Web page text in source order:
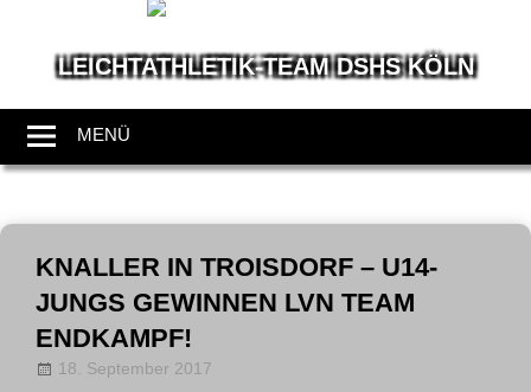
LEICHTATHLETIK-TEAM DSHS KÖLN
leben
Leichtathletik
MENÜ
Zum
InhaltKNALLER IN TROISDORF – U14-
JUNGS GEWINNEN LVN TEAM
ENDKAMPF!
18. September 2017